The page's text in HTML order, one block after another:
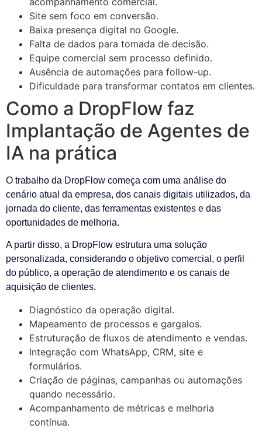
Site sem foco em conversão.
Baixa presença digital no Google.
Falta de dados para tomada de decisão.
Equipe comercial sem processo definido.
Ausência de automações para follow-up.
Dificuldade para transformar contatos em clientes.
Como a DropFlow faz
Implantação de Agentes de
IA na prática
O trabalho da DropFlow começa com uma análise do
cenário atual da empresa, dos canais digitais utilizados, da
jornada do cliente, das ferramentas existentes e das
oportunidades de melhoria.
A partir disso, a DropFlow estrutura uma solução
personalizada, considerando o objetivo comercial, o perfil
do público, a operação de atendimento e os canais de
aquisição de clientes.
Diagnóstico da operação digital.
Mapeamento de processos e gargalos.
Estruturação de fluxos de atendimento e vendas.
Integração com WhatsApp, CRM, site e
formulários.
Criação de páginas, campanhas ou automações
quando necessário.
Acompanhamento de métricas e melhoria
contínua.